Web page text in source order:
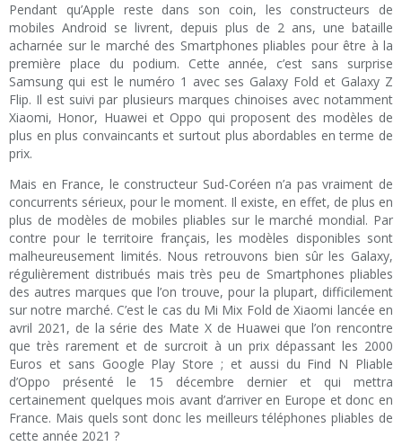
Pendant qu’Apple reste dans son coin, les constructeurs de
mobiles Android se livrent, depuis plus de 2 ans, une bataille
acharnée sur le marché des Smartphones pliables pour être à la
première place du podium. Cette année, c’est sans surprise
Samsung qui est le numéro 1 avec ses Galaxy Fold et Galaxy Z
Flip. Il est suivi par plusieurs marques chinoises avec notamment
Xiaomi, Honor, Huawei et Oppo qui proposent des modèles de
plus en plus convaincants et surtout plus abordables en terme de
prix.
Mais en France, le constructeur Sud-Coréen n’a pas vraiment de
concurrents sérieux, pour le moment. Il existe, en effet, de plus en
plus de modèles de mobiles pliables sur le marché mondial. Par
contre pour le territoire français, les modèles disponibles sont
malheureusement limités. Nous retrouvons bien sûr les Galaxy,
régulièrement distribués mais très peu de Smartphones pliables
des autres marques que l’on trouve, pour la plupart, difficilement
sur notre marché. C’est le cas du Mi Mix Fold de Xiaomi lancée en
avril 2021, de la série des Mate X de Huawei que l’on rencontre
que très rarement et de surcroit à un prix dépassant les 2000
Euros et sans Google Play Store ; et aussi du Find N Pliable
d’Oppo présenté le 15 décembre dernier et qui mettra
certainement quelques mois avant d’arriver en Europe et donc en
France. Mais quels sont donc les meilleurs téléphones pliables de
cette année 2021 ?